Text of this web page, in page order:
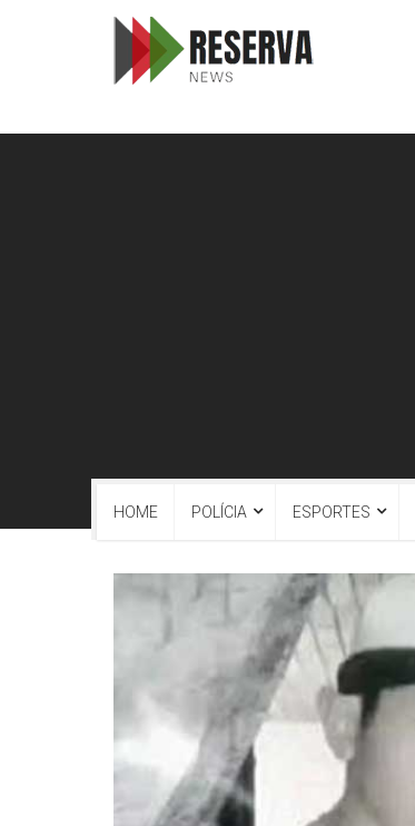
HOME POLÍCIA ESPORTES